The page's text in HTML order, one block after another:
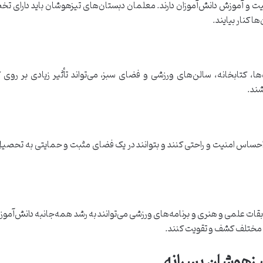
و آموزش دانش‌آموزان دارند. معلمان دبستان‌های تیزهوشان باید
کنار بیایند.
کتابخانه، سالن‌های ورزشی و فضای سبز، می‌تواند تأثیر زیادی بر
امنیت و راحتی کنند و بتوانند در یک فضای مثبت و حمایتی به تحصیل
علمی و هنری و برنامه‌های ورزشی می‌توانند به رشد همه‌جانبه
مختلف کشف و تقویت کنند.